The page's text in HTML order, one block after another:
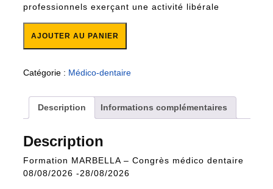
professionnels exerçant une activité libérale
08/08/2026 -28/08/2026
AJOUTER AU PANIER
Catégorie : Médico-dentaire
Description Informations complémentaires
Description
Formation MARBELLA – Congrès médico dentaire
08/08/2026 -28/08/2026